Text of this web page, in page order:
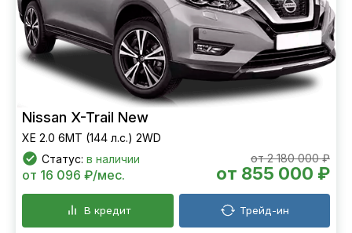
Nissan X-Trail New
XE 2.0 6МТ (144 л.с.) 2WD
Статус: в наличии от 2 180 000 ₽
от 855 000 ₽
от 16 096 ₽/мес.
В кредит Трейд-ин